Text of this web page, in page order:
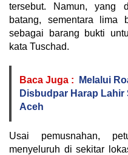
tersebut. Namun, yang
batang, sementara lima
sebagai barang bukti
kata Tuschad.
Baca Juga :
Melalui
Disbudpar Harap
Aceh
Usai pemusnahan,
menyeluruh di sekitar